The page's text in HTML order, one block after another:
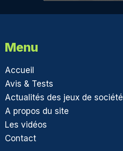
Menu
Accueil
Avis & Tests
Actualités des jeux de société
A propos du site
Les vidéos
Contact